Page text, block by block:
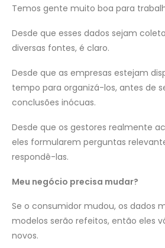
Temos gente muito boa para
Desde que esses dados sejam
diversas fontes, é claro.
Desde que as empresas estejam
tempo para organizá-los, antes de
conclusões inócuas.
Desde que os gestores realmente
eles formularem perguntas
respondê-las.
Meu negócio precisa mudar?
Se o consumidor mudou, os dados
modelos serão refeitos, então eles
novos.